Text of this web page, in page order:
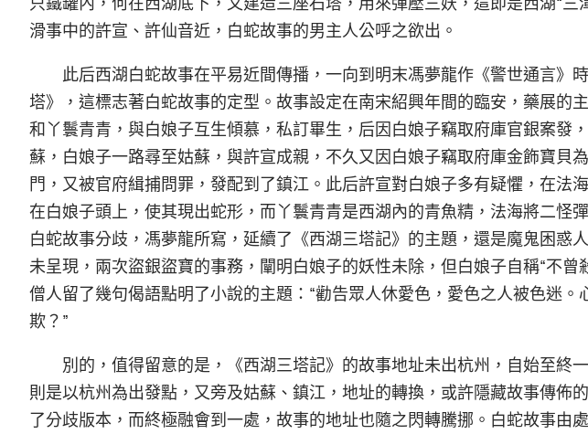
滑事中的許宣、許仙音近，白蛇故事的男主人公呼之欲出。
此后西湖白蛇故事在平易近間傳播，一向到明末馮夢龍作《警世通言》
塔》，這標志著白蛇故事的定型。故事設定在南宋紹興年間的臨安，藥展的
和丫鬟青青，與白娘子互生傾慕，私訂畢生，后因白娘子竊取府庫官銀案發
蘇，白娘子一路尋至姑蘇，與許宣成親，不久又因白娘子竊取府庫金飾寶貝
門，又被官府緝捕問罪，發配到了鎮江。此后許宣對白娘子多有疑懼，在法
在白娘子頭上，使其現出蛇形，而丫鬟青青是西湖內的青魚精，法海將二怪
白蛇故事分歧，馮夢龍所寫，延續了《西湖三塔記》的主題，還是魔鬼困惑
未呈現，兩次盜銀盜寶的事務，闡明白娘子的妖性未除，但白娘子自稱“不曾
僧人留了幾句偈語點明了小說的主題：“勸告眾人休愛色，愛色之人被色迷
欺？”
別的，值得留意的是，《西湖三塔記》的故事地址未出杭州，自始至終
則是以杭州為出發點，又旁及姑蘇、鎮江，地址的轉換，或許隱藏故事傳佈
了分歧版本，而終極融會到一處，故事的地址也隨之閃轉騰挪。白蛇故事由